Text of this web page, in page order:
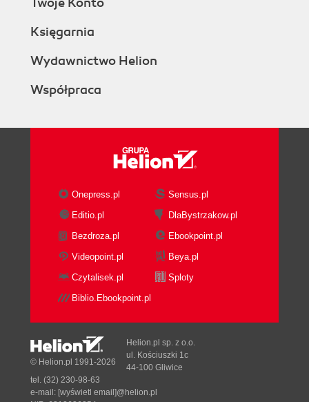
Księgarnia
Wydawnictwo Helion
Współpraca
Onepress.pl
Sensus.pl
Editio.pl
DlaBystrzakow.pl
Bezdroza.pl
Ebookpoint.pl
Videopoint.pl
Beya.pl
Czytalisek.pl
Sploty
Biblio.Ebookpoint.pl
© Helion.pl 1991-2026
Helion.pl sp. z o.o.
ul. Kościuszki 1c
44-100 Gliwice
tel. (32) 230-98-63
e-mail: [wyświetl email]@helion.pl